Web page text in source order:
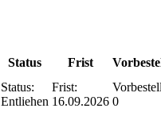
Status Frist
Status:
Entliehen
Frist:
16.09.2026 0